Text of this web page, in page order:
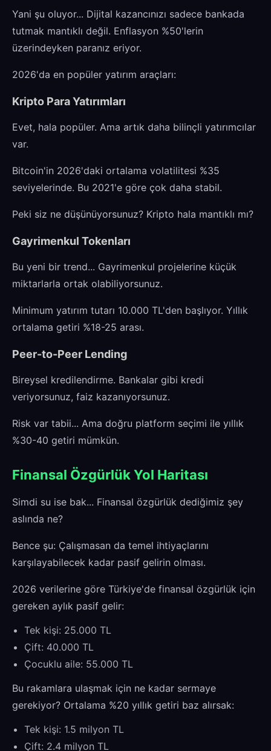
Yani şu oluyor... Dijital kazancınızı sadece bankada
tutmak mantıklı değil. Enflasyon %50'lerin
üzerindeyken paranız eriyor.
2026'da en popüler yatırım araçları:
Kripto Para Yatırımları
Evet, hala popüler. Ama artık daha bilinçli yatırımcılar
var.
Bitcoin'in 2026'daki ortalama volatilitesi %35
seviyelerinde. Bu 2021'e göre çok daha stabil.
Peki siz ne düşünüyorsunuz? Kripto hala mantıklı mı?
Gayrimenkul Tokenları
Bu yeni bir trend... Gayrimenkul projelerine küçük
miktarlarla ortak olabiliyorsunuz.
Minimum yatırım tutarı 10.000 TL'den başlıyor. Yıllık
ortalama getiri %18-25 arası.
Peer-to-Peer Lending
Bireysel kredilendirme. Bankalar gibi kredi
veriyorsunuz, faiz kazanıyorsunuz.
Risk var tabii... Ama doğru platform seçimi ile yıllık
%30-40 getiri mümkün.
Finansal Özgürlük Yol Haritası
Simdi su ise bak... Finansal özgürlük dediğimiz şey
aslında ne?
Bence şu: Çalışmasan da temel ihtiyaçlarını
karşılayabilecek kadar pasif gelirin olması.
2026 verilerine göre Türkiye'de finansal özgürlük için
gereken aylık pasif gelir:
Tek kişi: 25.000 TL
Çift: 40.000 TL
Çocuklu aile: 55.000 TL
Bu rakamlara ulaşmak için ne kadar sermaye
gerekiyor? Ortalama %20 yıllık getiri baz alırsak:
Tek kişi: 1.5 milyon TL
Çift: 2.4 milyon TL